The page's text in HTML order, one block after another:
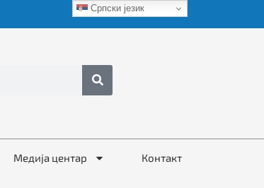
Медија центар Контакт
Српски језик